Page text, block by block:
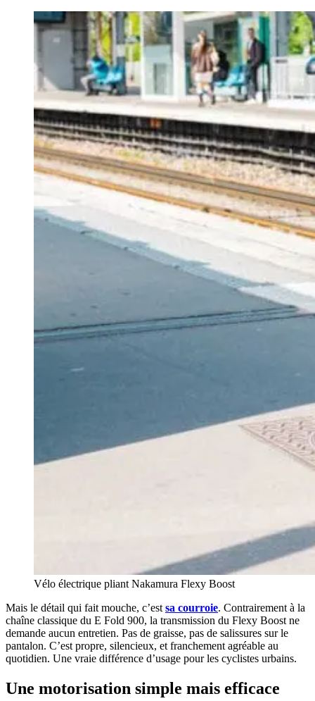
Vélo électrique pliant Nakamura Flexy Boost
Mais le détail qui fait mouche, c’est sa courroie. Contrairement à la
chaîne classique du E Fold 900, la transmission du Flexy Boost ne
demande aucun entretien. Pas de graisse, pas de salissures sur le
pantalon. C’est propre, silencieux, et franchement agréable au
quotidien. Une vraie différence d’usage pour les cyclistes urbains.
Une motorisation simple mais efficace